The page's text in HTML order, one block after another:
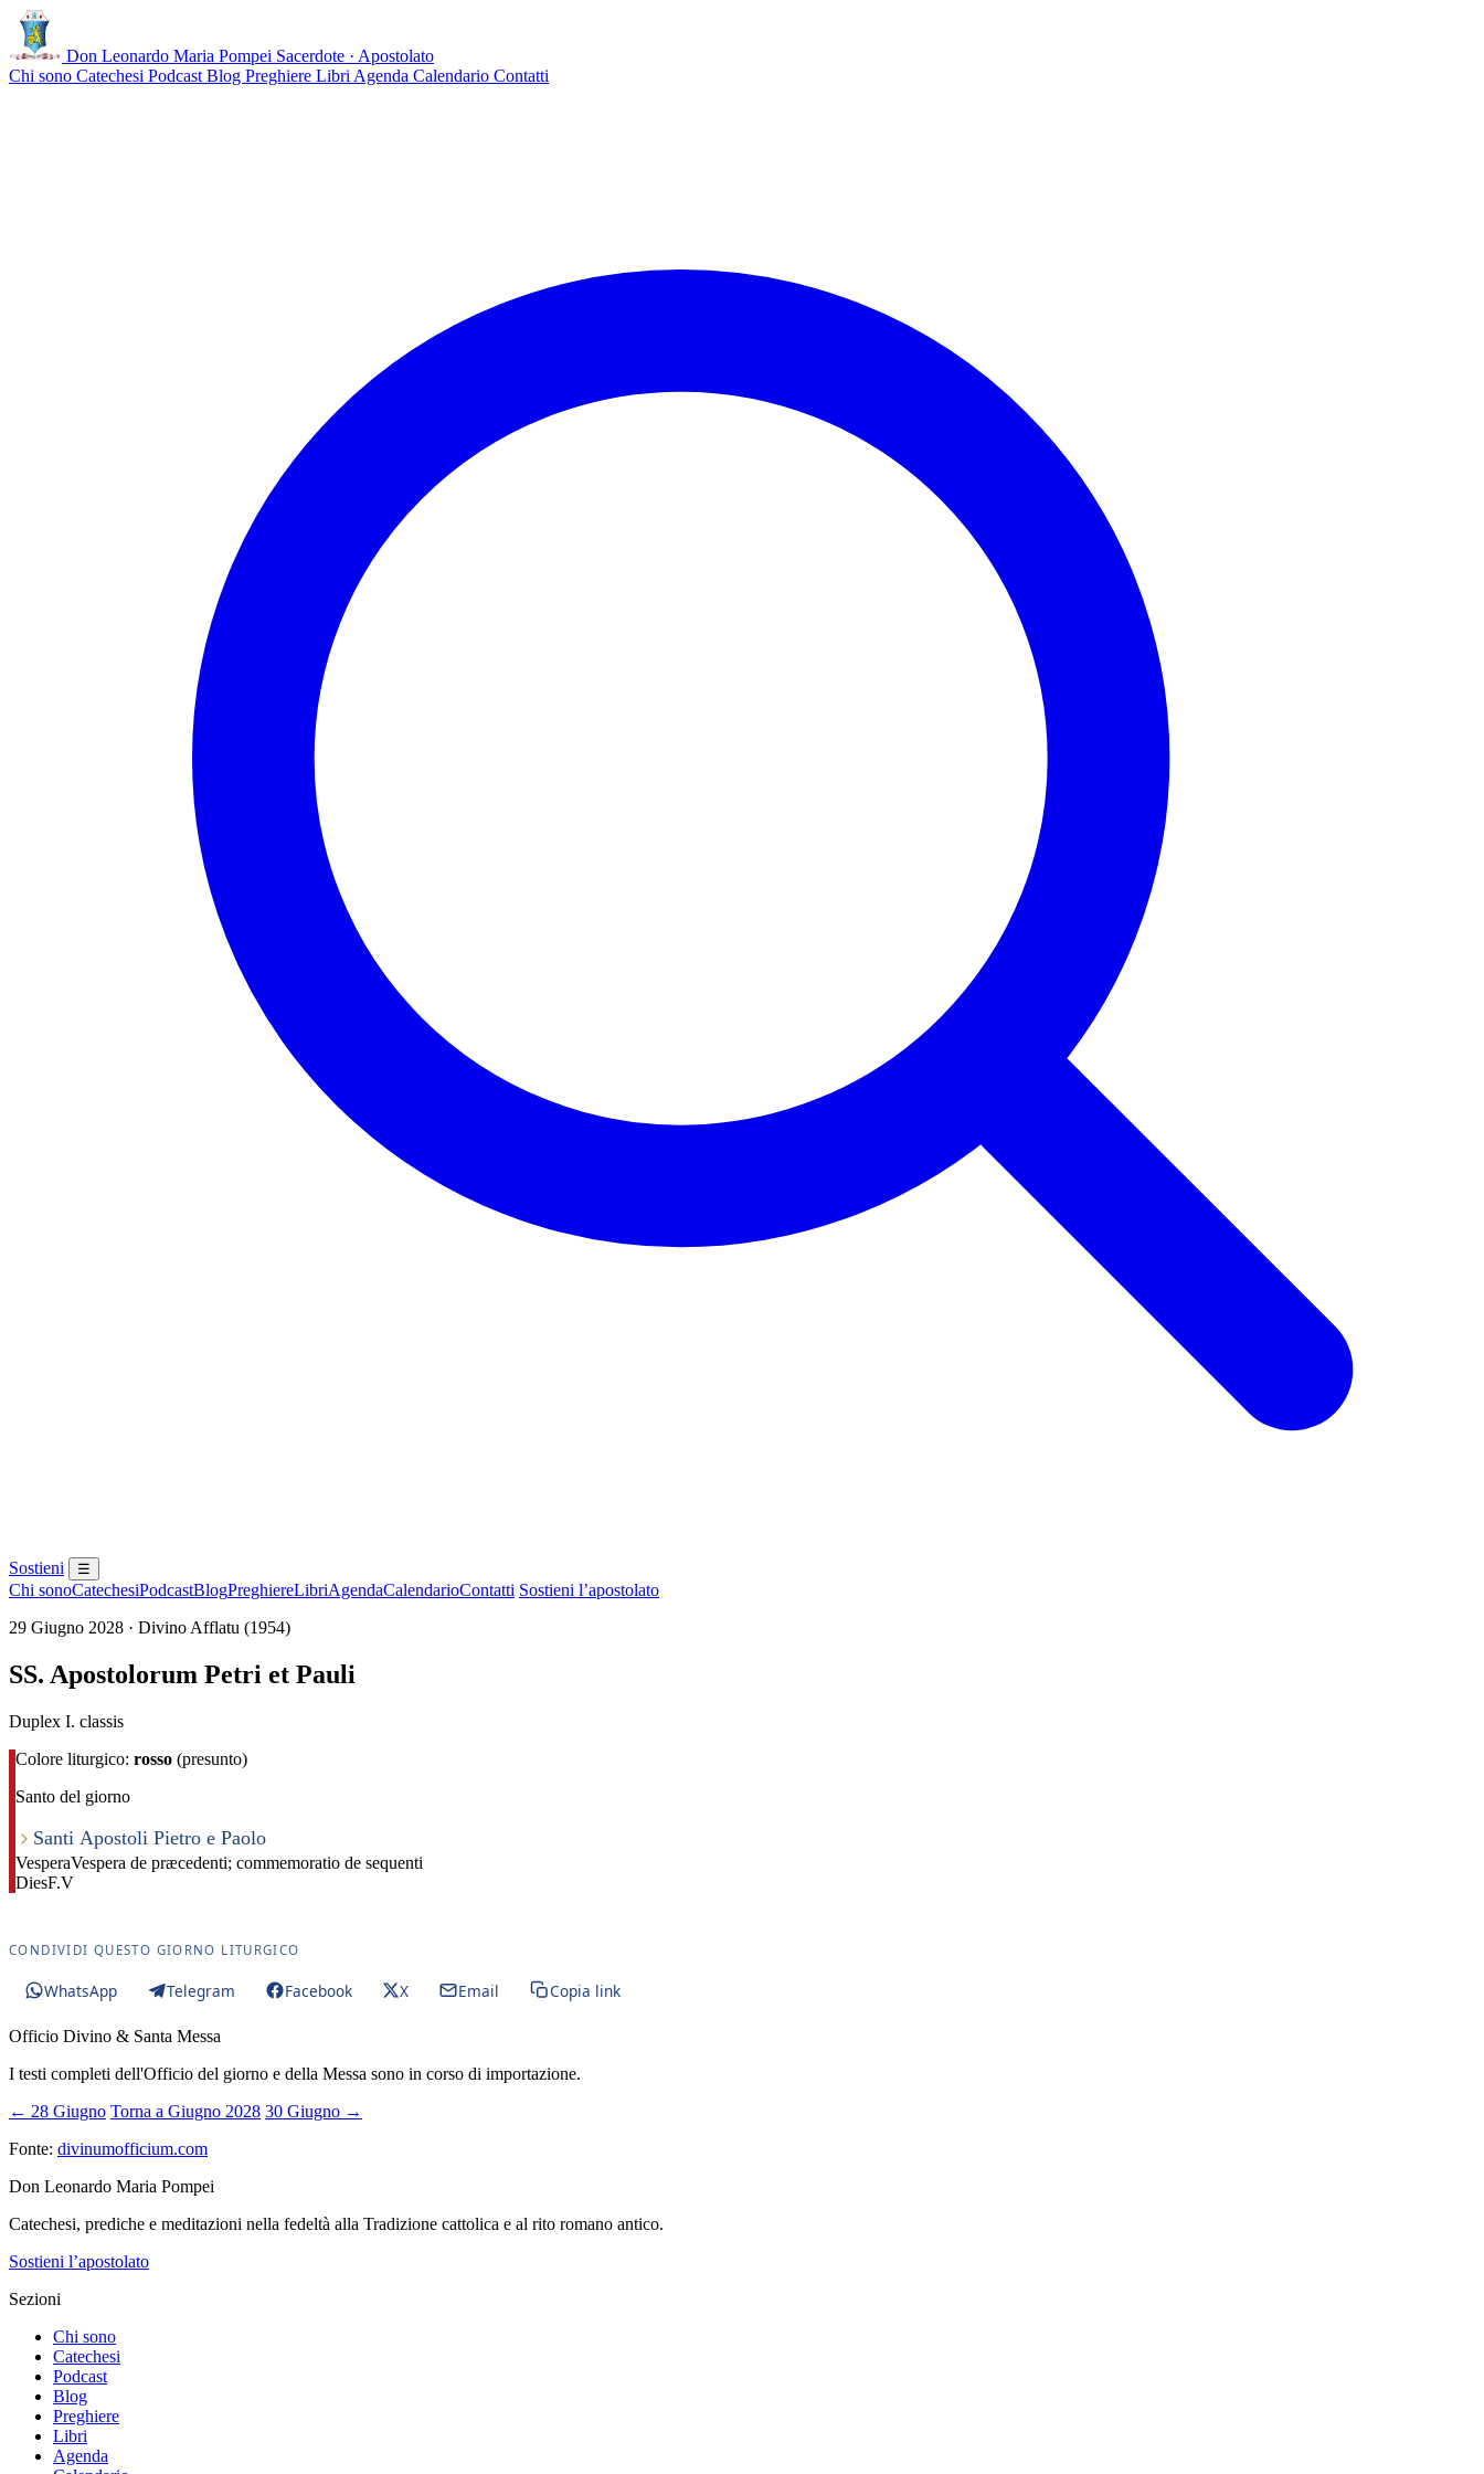
Don Leonardo Maria Pompei Sacerdote · Apostolato
Chi sono Catechesi Podcast Blog Preghiere Libri Agenda Calendario Contatti
Sostieni ☰
Chi sonoCatechesiPodcastBlogPreghiereLibriAgendaCalendarioContatti Sostieni l’apostolato
29 Giugno 2028 · Divino Afflatu (1954)
SS. Apostolorum Petri et Pauli
Duplex I. classis
Colore liturgico: rosso (presunto)
Santo del giorno
Santi Apostoli Pietro e Paolo
VesperaVespera de præcedenti; commemoratio de sequenti
DiesF.V
CONDIVIDI QUESTO GIORNO LITURGICO
WhatsApp Telegram Facebook X Email Copia link
Officio Divino & Santa Messa
I testi completi dell'Officio del giorno e della Messa sono in corso di importazione.
← 28 Giugno Torna a Giugno 2028 30 Giugno →
Fonte: divinumofficium.com
Don Leonardo Maria Pompei
Catechesi, prediche e meditazioni nella fedeltà alla Tradizione cattolica e al rito romano antico.
Sostieni l’apostolato
Sezioni
Chi sono
Catechesi
Podcast
Blog
Preghiere
Libri
Agenda